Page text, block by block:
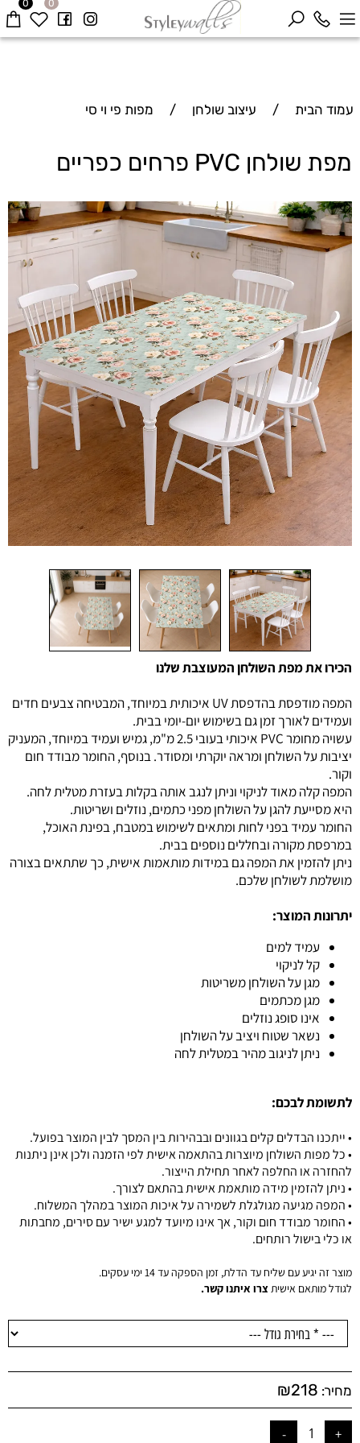
0 0
עמוד הבית / עיצוב שולחן / מפות פי וי סי
מפת שולחן PVC פרחים כפריים
הכירו את מפת השולחן המעוצבת שלנו
המפה מודפסת בהדפסת UV איכותית במיוחד, המבטיחה צבעים חדים
ועמידים לאורך זמן גם בשימוש יום-יומי בבית.
עשויה מחומר PVC איכותי בעובי 2.5 מ"מ, גמיש ועמיד במיוחד, המעניק
יציבות על השולחן ומראה יוקרתי ומסודר. בנוסף, החומר מבודד חום
וקור.
המפה קלה מאוד לניקוי וניתן לנגב אותה בקלות בעזרת מטלית לחה.
היא מסייעת להגן על השולחן מפני כתמים, נוזלים ושריטות.
החומר עמיד בפני לחות ומתאים לשימוש במטבח, בפינת האוכל,
במרפסת מקורה ובחללים נוספים בבית.
ניתן להזמין את המפה גם במידות מותאמות אישית, כך שתתאים בצורה
מושלמת לשולחן שלכם.
יתרונות המוצר:
עמיד למים
קל לניקוי
מגן על השולחן משריטות
מגן מכתמים
אינו סופג נוזלים
נשאר שטוח ויציב על השולחן
ניתן לניגוב מהיר במטלית לחה
לתשומת לבכם:
• ייתכנו הבדלים קלים בגוונים ובבהירות בין המסך לבין המוצר בפועל.
• כל מפות השולחן מיוצרות בהתאמה אישית לפי הזמנה ולכן אינן ניתנות
להחזרה או החלפה לאחר תחילת הייצור.
• ניתן להזמין מידה מותאמת אישית בהתאם לצורך.
• המפה מגיעה מגולגלת לשמירה על איכות המוצר במהלך המשלוח.
• החומר מבודד חום וקור, אך אינו מיועד למגע ישיר עם סירים, מחבתות
או כלי בישול רותחים.
מוצר זה יגיע עם שליח עד הדלת, זמן הספקה עד 14 ימי עסקים.
לגודל מותאם אישיתצרו איתנו קשר.
מחיר: ₪218